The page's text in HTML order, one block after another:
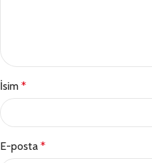
İsim *
E-posta *